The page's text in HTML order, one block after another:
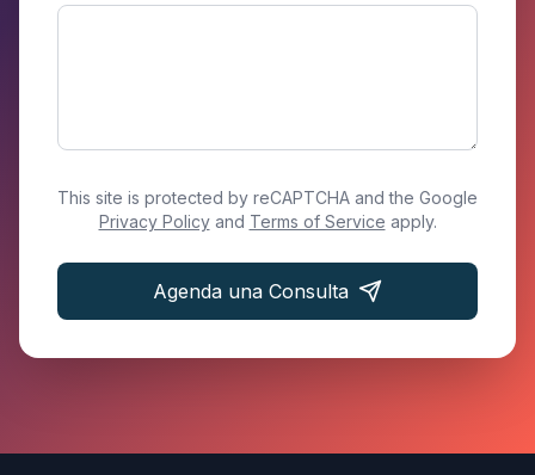
This site is protected by reCAPTCHA and the Google
Privacy Policyand Terms of Service apply.
Agenda una Consulta